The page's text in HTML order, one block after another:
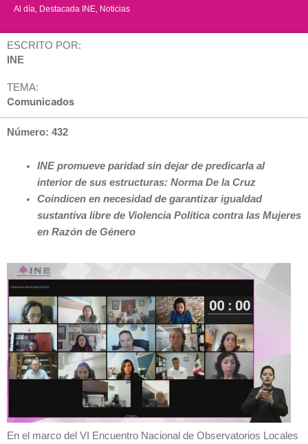
Al día Destacada INE Noticias
ESCRITO POR:
INE
TEMA:
Comunicados
Número: 432
INE promueve paridad sin dejar de predicarla al
interior de sus estructuras: Norma De la Cruz
Coindicen en necesidad de garantizar igualdad
sustantiva libre de Violencia Política contra las Mujeres
en Razón de Género
En el marco del VI Encuentro Nacional de Observatorios Locales